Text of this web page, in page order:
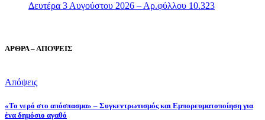
Δευτέρα 3 Αυγούστου 2026 – Αρ.φύλλου 10.323
ΑΡΘΡΑ – ΑΠΟΨΕΙΣ
Απόψεις
«Το νερό στο απόσπασμα» – Συγκεντρωτισμός και Εμπορευματοποίηση για
ένα δημόσιο αγαθό